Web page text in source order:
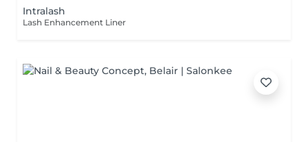
Intralash
Lash Enhancement Liner